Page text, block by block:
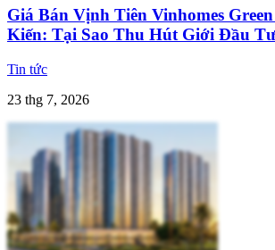
Giá Bán Vịnh Tiên Vinhomes
Kiến: Tại Sao Thu Hút Giới Đầu
Tin tức
23 thg 7, 2026